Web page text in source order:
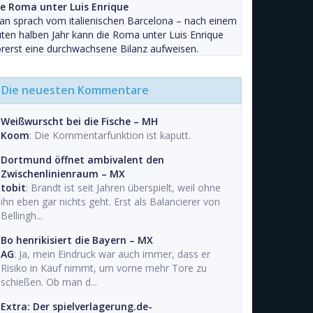
Roma unter Luis Enrique
sprach vom italienischen Barcelona – nach einem
halben Jahr kann die Roma unter Luis Enrique
eine durchwachsene Bilanz aufweisen.
Die neuesten Kommentare
Weißwurscht bei die Fische – MH
Koom: Die Kommentarfunktion ist kaputt.
Dortmund öffnet ambivalent den
Zwischenlinienraum – MX
tobit: Brandt ist seit Jahren überspielt, weil ohne
ihn eben gar nichts geht. Erst als Balancierer von
Bellingh...
Bo henrikisiert die Bayern – MX
AG: Ja, mein Eindruck war auch immer, dass er
Risiko in Kauf nimmt, um vorne mehr Tore zu
schießen. Ob man d...
Extra: Der spielverlagerung.de-